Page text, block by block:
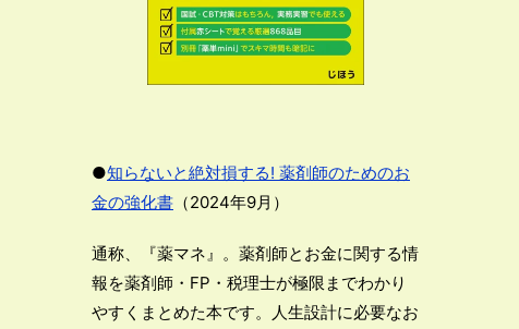
●知らないと絶対損する! 薬剤師のためのお
金の強化書 （2024年9月）
通称、『薬マネ』。薬剤師とお金に関する情
報を薬剤師・FP・税理士が極限までわかり
やすくまとめた本です。人生設計に必要なお